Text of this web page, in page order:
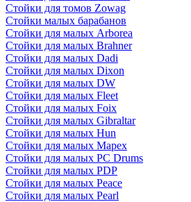
Стойки для томов Zowag
Стойки малых барабанов
Стойки для малых Arborea
Стойки для малых Brahner
Стойки для малых Dadi
Стойки для малых Dixon
Стойки для малых DW
Стойки для малых Fleet
Стойки для малых Foix
Стойки для малых Gibraltar
Стойки для малых Hun
Стойки для малых Mapex
Стойки для малых PC Drums
Стойки для малых PDP
Стойки для малых Peace
Стойки для малых Pearl